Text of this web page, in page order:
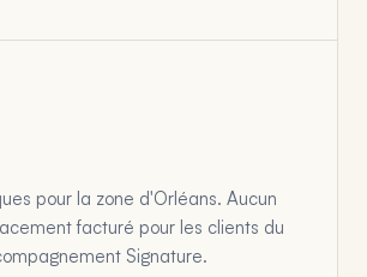
pour la zone d'Orléans. Aucun
facturé pour les clients du
Signature.